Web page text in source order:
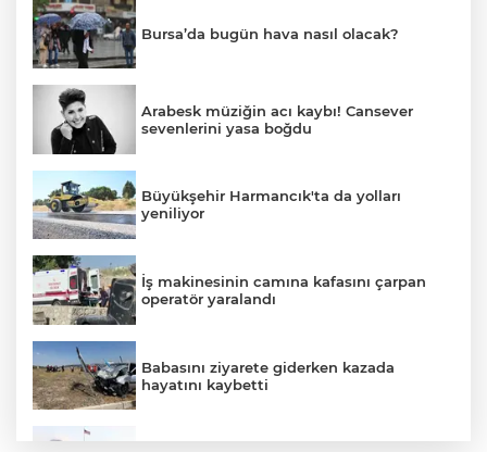
Bursa’da bugün hava nasıl olacak?
Arabesk müziğin acı kaybı! Cansever
sevenlerini yasa boğdu
Büyükşehir Harmancık'ta da yolları
yeniliyor
İş makinesinin camına kafasını çarpan
operatör yaralandı
Babasını ziyarete giderken kazada
hayatını kaybetti